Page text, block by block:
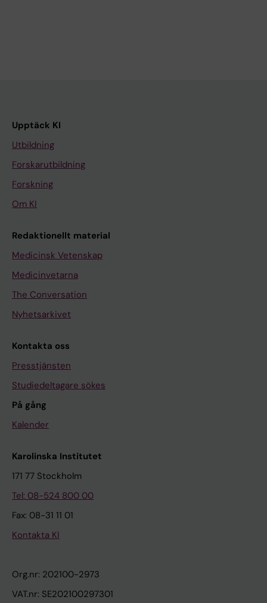
Upptäck KI
Utbildning
Forskarutbildning
Forskning
Om KI
Redaktionellt material
Medicinsk Vetenskap
Medicinvetarna
The Conversation
Nyhetsarkivet
Kontakta oss
Presstjänsten
Studiedeltagare sökes
På gång
Kalender
Karolinska Institutet
171 77 Stockholm
Tel: 08-524 800 00
Fax: 08-31 11 01
Kontakta KI
Org.nr: 202100-2973
VAT.nr: SE202100297301